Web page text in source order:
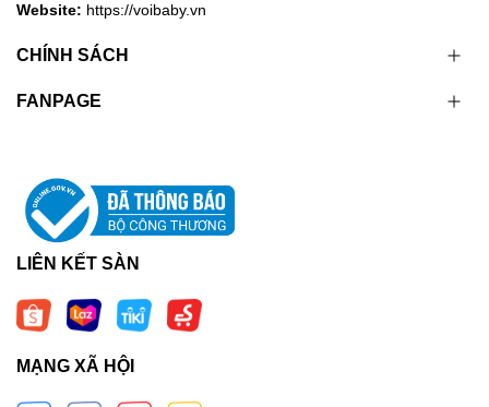
Website: https://voibaby.vn
CHÍNH SÁCH
FANPAGE
LIÊN KẾT SÀN
MẠNG XÃ HỘI